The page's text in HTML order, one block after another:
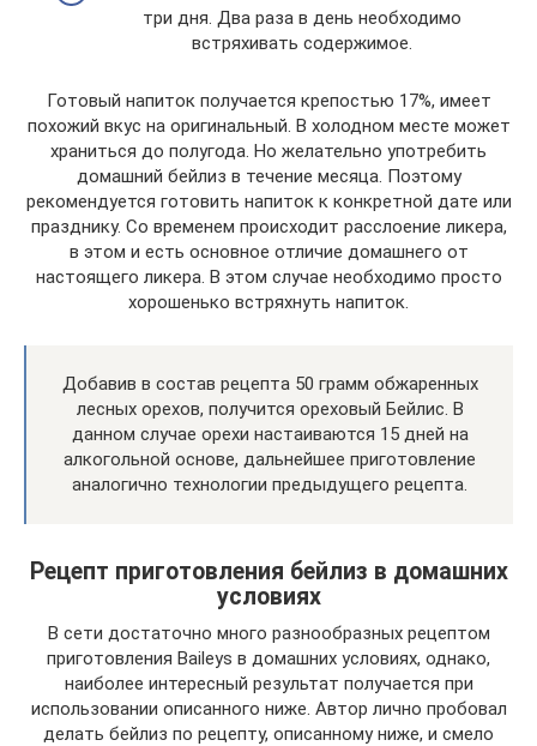
три дня. Два раза в день необходимо
встряхивать содержимое.
Готовый напиток получается крепостью 17%, имеет
похожий вкус на оригинальный. В холодном месте может
храниться до полугода. Но желательно употребить
домашний бейлиз в течение месяца. Поэтому
рекомендуется готовить напиток к конкретной дате или
празднику. Со временем происходит расслоение ликера,
в этом и есть основное отличие домашнего от
настоящего ликера. В этом случае необходимо просто
хорошенько встряхнуть напиток.
Добавив в состав рецепта 50 грамм обжаренных
лесных орехов, получится ореховый Бейлис. В
данном случае орехи настаиваются 15 дней на
алкогольной основе, дальнейшее приготовление
аналогично технологии предыдущего рецепта.
Рецепт приготовления бейлиз в домашних
условиях
В сети достаточно много разнообразных рецептом
приготовления Baileys в домашних условиях, однако,
наиболее интересный результат получается при
использовании описанного ниже. Автор лично пробовал
делать бейлиз по рецепту, описанному ниже, и смело